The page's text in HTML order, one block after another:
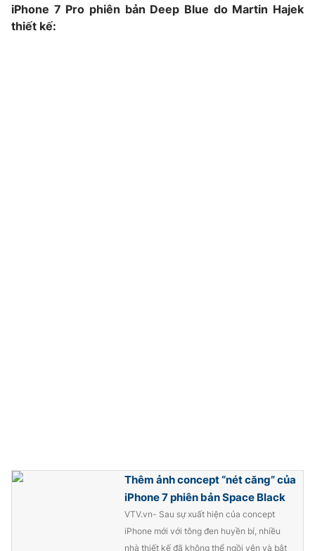
VTV Money
Tổng Biên tập:
Vũ Thanh Thủy
Nguyễn Thị Mỹ Hạnh, Phạm Quốc Thắng,
024.38 355 931 - 024.38 355 932
iPhone 7 Pro phiên bản Deep Blue do Martin Hajek
thiết kế:
Thêm ảnh concept “nét căng” của
iPhone 7 phiên bản Space Black
VTV.vn- Sau sự xuất hiện của concept
iPhone mới với tông đen huyền bí, nhiều
nhà thiết kế đã không thể ngồi yên và bắt